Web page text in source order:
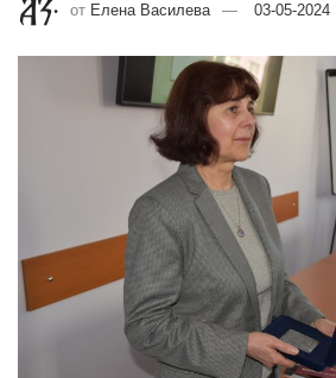
от Елена Василева 03-05-2024